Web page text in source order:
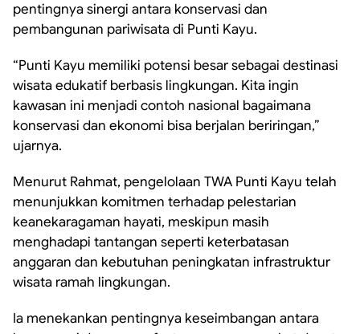
pentingnya sinergi antara konservasi dan
pembangunan pariwisata di Punti Kayu.
“Punti Kayu memiliki potensi besar sebagai destinasi
wisata edukatif berbasis lingkungan. Kita ingin
kawasan ini menjadi contoh nasional bagaimana
konservasi dan ekonomi bisa berjalan beriringan,”
ujarnya.
Menurut Rahmat, pengelolaan TWA Punti Kayu telah
menunjukkan komitmen terhadap pelestarian
keanekaragaman hayati, meskipun masih
menghadapi tantangan seperti keterbatasan
anggaran dan kebutuhan peningkatan infrastruktur
wisata ramah lingkungan.
Ia menekankan pentingnya keseimbangan antara